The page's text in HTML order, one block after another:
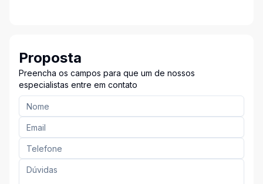
Proposta
Preencha os campos para que um de nossos
especialistas entre em contato